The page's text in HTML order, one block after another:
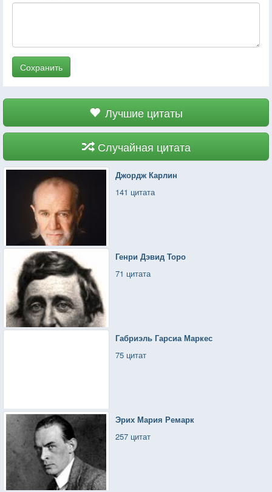
Сохранить
Лучшие цитаты
Случайная цитата
Джордж Карлин
141 цитата
Генри Дэвид Торо
71 цитата
Габриэль Гарсиа Маркес
75 цитат
Эрих Мария Ремарк
257 цитат